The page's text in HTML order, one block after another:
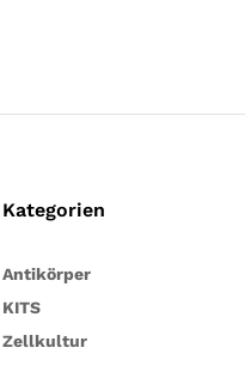
Kategorien
Antikörper
KITS
Zellkultur